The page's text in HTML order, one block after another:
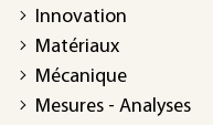
Innovation
Matériaux
Mécanique
Mesures - Analyses